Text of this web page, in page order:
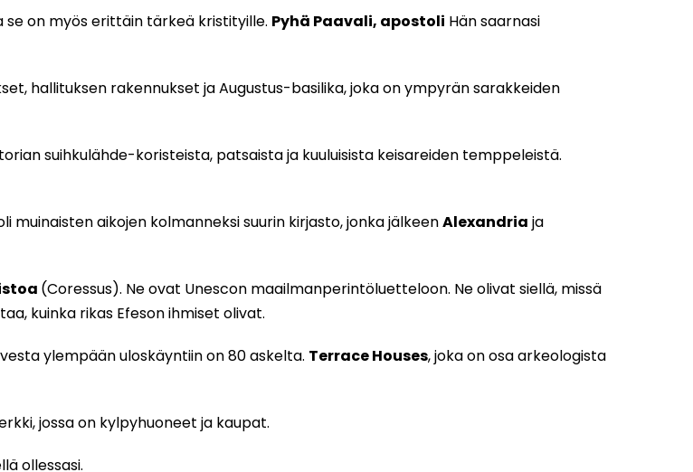
se on myös erittäin tärkeä kristityille. Pyhä Paavali, apostoli Hän saarnasi
hallituksen rakennukset ja Augustus-basilika, joka on ympyrän sarakkeiden
suihkulähde-koristeista, patsaista ja kuuluisista keisareiden temppeleistä.
muinaisten aikojen kolmanneksi suurin kirjasto, jonka jälkeenAlexandria ja
(Coressus). Ne ovat Unescon maailmanperintöluetteloon. Ne olivat siellä, missä
kuinka rikas Efeson ihmiset olivat.
ylempään uloskäyntiin on 80 askelta. Terrace Houses, joka on osa arkeologista
jossa on kylpyhuoneet ja kaupat.
ollessasi.